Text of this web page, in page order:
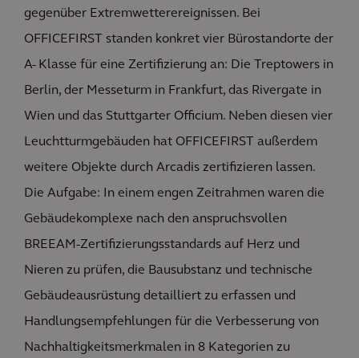
gegenüber Extremwetterereignissen. Bei
OFFICEFIRST standen konkret vier Bürostandorte der
A- Klasse für eine Zertifizierung an: Die Treptowers in
Berlin, der Messeturm in Frankfurt, das Rivergate in
Wien und das Stuttgarter Officium. Neben diesen vier
Leuchtturmgebäuden hat OFFICEFIRST außerdem
weitere Objekte durch Arcadis zertifizieren lassen.
Die Aufgabe: In einem engen Zeitrahmen waren die
Gebäudekomplexe nach den anspruchsvollen
BREEAM-Zertifizierungsstandards auf Herz und
Nieren zu prüfen, die Bausubstanz und technische
Gebäudeausrüstung detailliert zu erfassen und
Handlungsempfehlungen für die Verbesserung von
Nachhaltigkeitsmerkmalen in 8 Kategorien zu